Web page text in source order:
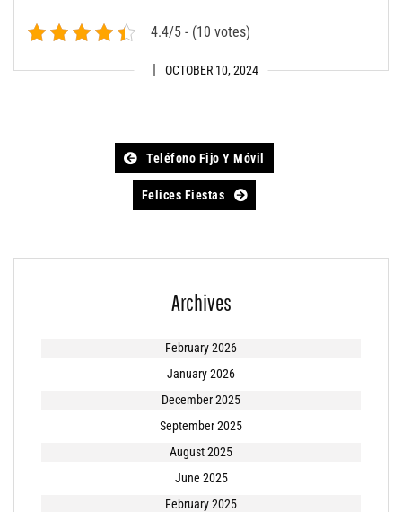
OCTOBER 10, 2024
4.4/5 - (10 votes)
Teléfono Fijo Y Móvil
Felices Fiestas
Archives
February 2026
January 2026
December 2025
September 2025
August 2025
June 2025
February 2025